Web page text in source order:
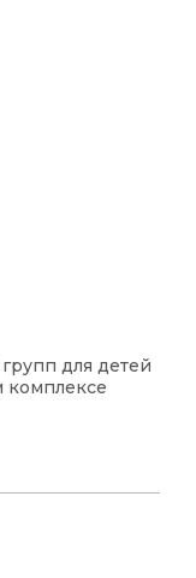
для детей
комплексе